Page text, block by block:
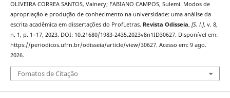
OLIVEIRA CORREA SANTOS, Valnecy; FABIANO CAMPOS, Sulemi. Modos de
apropriação e produção de conhecimento na universidade: uma análise da
escrita acadêmica em dissertações do ProfLetras. Revista Odisseia, [S. l.], v. 8,
n. 1, p. 1–17, 2023. DOI: 10.21680/1983-2435.2023v8n1ID30627. Disponível em:
https://periodicos.ufrn.br/odisseia/article/view/30627. Acesso em: 9 ago.
2026.
Fomatos de Citação